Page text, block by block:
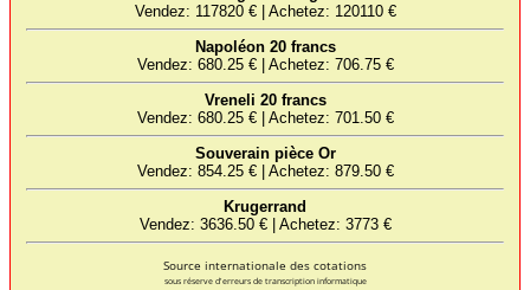
Source internationale des cotations
sous réserve d'erreurs de transcription informatique